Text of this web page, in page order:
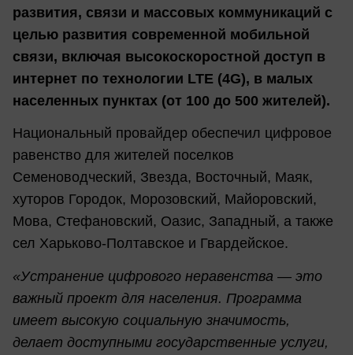
развития, связи и массовых коммуникаций с
целью развития современной мобильной
связи, включая высокоскоростной доступ в
интернет по технологии LTE (4G), в малых
населенных пунктах (от 100 до 500 жителей).
Национальный провайдер обеспечил цифровое
равенство для жителей поселков
Семеноводческий, Звезда, Восточный, Маяк,
хуторов Городок, Морозовский, Майоровский,
Мова, Стефановский, Оазис, Западный, а также
сел Харьково-Полтавское и Гвардейское.
«Устранение цифрового неравенства — это
важный проект для населения. Программа
имеет высокую социальную значимость,
делает доступными государственные услуги,